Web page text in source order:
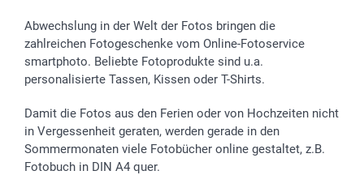
Abwechslung in der Welt der Fotos bringen die
zahlreichen Fotogeschenke vom Online-Fotoservice
smartphoto. Beliebte Fotoprodukte sind u.a.
personalisierte Tassen, Kissen oder T-Shirts.
Damit die Fotos aus den Ferien oder von Hochzeiten nicht
in Vergessenheit geraten, werden gerade in den
Sommermonaten viele Fotobücher online gestaltet, z.B.
Fotobuch in DIN A4 quer.